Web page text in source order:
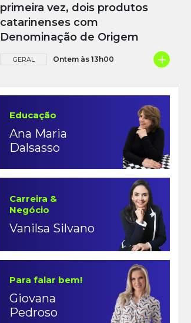
primeira vez, dois produtos
catarinenses com
Denominação de Origem
GERAL Ontem às 13h00 +
Educação
Ana Maria
Dalsasso
Carreira &
Negócio
Vanilsa Silvano
Para falar bem!
Giovana
Pedroso